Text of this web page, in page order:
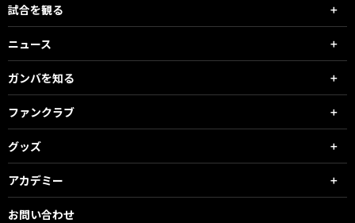
試合を観る
ニュース
ガンバを知る
ファンクラブ
グッズ
アカデミー
お問い合わせ